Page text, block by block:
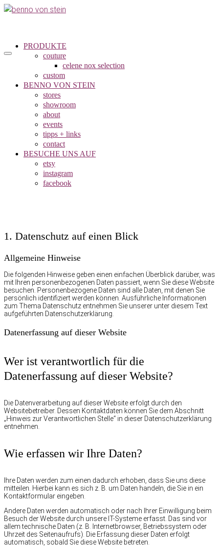
PRODUKTE
couture
celene nox selection
custom
BENNO VON STEIN
stores
showroom
about
events
tipps + links
contact
BESUCHE UNS AUF
etsy
instagram
facebook
1. Datenschutz auf einen Blick
Allgemeine Hinweise
Die folgenden Hinweise geben einen einfachen Überblick darüber, was
mit Ihren personenbezogenen Daten passiert, wenn Sie diese Website
besuchen. Personenbezogene Daten sind alle Daten, mit denen Sie
persönlich identifiziert werden können. Ausführliche Informationen
zum Thema Datenschutz entnehmen Sie unserer unter diesem Text
aufgeführten Datenschutzerklärung.
Datenerfassung auf dieser Website
Wer ist verantwortlich für die
Datenerfassung auf dieser Website?
Die Datenverarbeitung auf dieser Website erfolgt durch den
Websitebetreiber. Dessen Kontaktdaten können Sie dem Abschnitt
„Hinweis zur Verantwortlichen Stelle“ in dieser Datenschutzerklärung
entnehmen.
Wie erfassen wir Ihre Daten?
Ihre Daten werden zum einen dadurch erhoben, dass Sie uns diese
mitteilen. Hierbei kann es sich z. B. um Daten handeln, die Sie in ein
Kontaktformular eingeben.
Andere Daten werden automatisch oder nach Ihrer Einwilligung beim
Besuch der Website durch unsere IT-Systeme erfasst. Das sind vor
allem technische Daten (z. B. Internetbrowser, Betriebssystem oder
Uhrzeit des Seitenaufrufs). Die Erfassung dieser Daten erfolgt
automatisch, sobald Sie diese Website betreten.